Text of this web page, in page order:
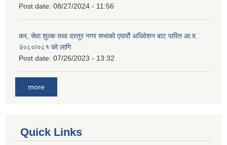
Post date: 08/27/2024 - 11:56
कर, सेवा शुल्क तथा दस्तुर नगर सभाको एघारौं अधिवेशन बाट पारित आ.व.
२०८०/०८१ को लागि
Post date: 07/26/2023 - 13:32
more
Quick Links